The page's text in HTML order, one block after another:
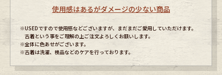
使用感はあるがダメージの少ない商品
※USEDですので使用感などございますが、まだまだご愛用していただけます。
古着という事をご理解の上ご注文よろしくお願いします。
※全体に色あせがございます。
※古着は洗濯、検品などのケアを行っております。